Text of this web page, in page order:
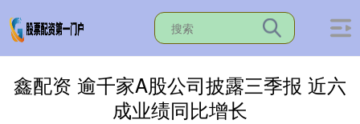
鑫配资 逾千家A股公司披露三季报 近六
成业绩同比增长